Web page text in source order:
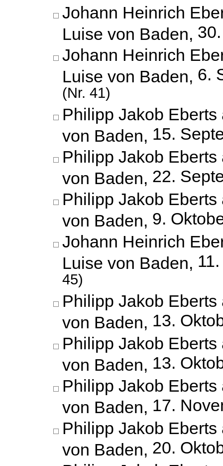
Johann Heinrich
Luise von Baden,
Johann Heinrich
Luise von Baden, 6.
(Nr. 41)
Philipp Jakob
von Baden, 15.
Philipp Jakob
von Baden, 22.
Philipp Jakob
von Baden, 9.
Johann Heinrich
Luise von Baden,
45)
Philipp Jakob
von Baden, 13.
Philipp Jakob
von Baden, 13.
Philipp Jakob
von Baden, 17.
Philipp Jakob
von Baden, 20.